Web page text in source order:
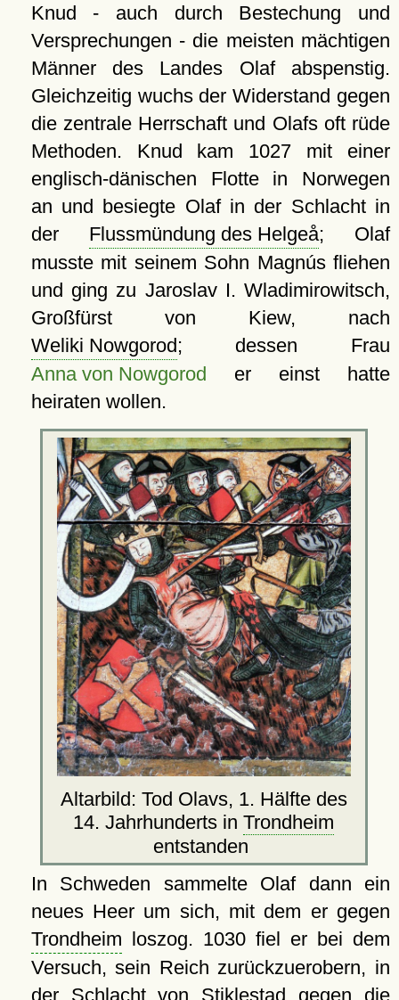
Knud - auch durch Bestechung und
Versprechungen - die meisten mächtigen
Männer des Landes Olaf abspenstig.
Gleichzeitig wuchs der Widerstand gegen
die zentrale Herrschaft und Olafs oft rüde
Methoden. Knud kam 1027 mit einer
englisch-dänischen Flotte in Norwegen
an und besiegte Olaf in der Schlacht in
der Flussmündung des Helgeå; Olaf
musste mit seinem Sohn Magnús fliehen
und ging zu Jaroslav I. Wladimirowitsch,
Großfürst von Kiew, nach
Weliki Nowgorod; dessen Frau
Anna von Nowgorod er einst hatte
heiraten wollen.
Altarbild: Tod Olavs, 1. Hälfte des
14. Jahrhunderts inTrondheim
entstanden
In Schweden sammelte Olaf dann ein
neues Heer um sich, mit dem er gegen
Trondheim loszog. 1030 fiel er bei dem
Versuch, sein Reich zurückzuerobern, in
der Schlacht von Stiklestad gegen die